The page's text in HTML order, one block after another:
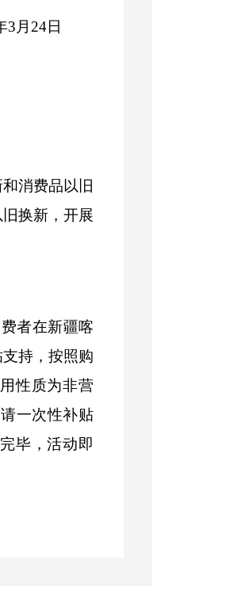
3 月 24日
消费品以旧
换新，开展
者在新疆喀
持，按照购
性质为非营
一次性补贴
毕，活动即